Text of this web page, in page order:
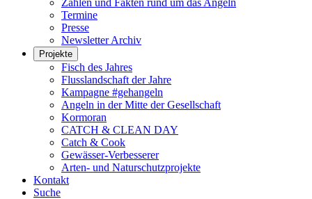
Zahlen und Fakten rund um das Angeln
Termine
Presse
Newsletter Archiv
Projekte
Fisch des Jahres
Flusslandschaft der Jahre
Kampagne #gehangeln
Angeln in der Mitte der Gesellschaft
Kormoran
CATCH & CLEAN DAY
Catch & Cook
Gewässer-Verbesserer
Arten- und Naturschutzprojekte
Kontakt
Suche